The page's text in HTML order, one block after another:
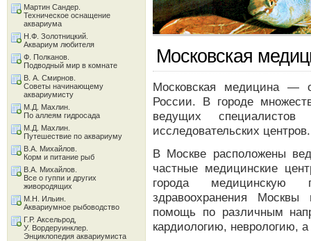
Московская
Московская медицина —
России. В городе
ведущих
исследовательских центров.
В Москве расположены
частные медицинские
города медицинскую
здравоохранения Москвы
помощь по различным
кардиологию, неврологию,
Мартин Сандер.
Техническое оснащение
аквариума
Н.Ф. Золотницкий.
Аквариум любителя
Ф. Полканов.
Подводный мир в комнате
В. А. Смирнов.
Советы начинающему
аквариумисту
М.Д. Махлин.
По аллеям гидросада
М.Д. Махлин.
Путешествие по аквариуму
В.А. Михайлов.
Корм и питание рыб
В.А. Михайлов.
Все о гуппи и других
живородящих
М.Н. Ильин.
Аквариумное рыбоводство
Г.Р. Аксельрод,
У. Вордеруинклер.
Энциклопедия аквариумиста